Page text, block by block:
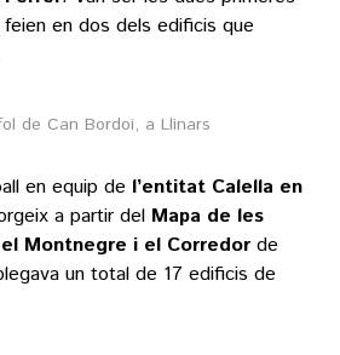
VEURE TOTES
HOQUEI PATINS
ARTS ESCÈNIQUES
LLIBRES
VEURE TOTES
AGENDA
BLOGOSFERA
en dos dels edificis que
de Can Bordoi, a Llinars
en equip de l’entitat Calella en
a partir del Mapa de les
Montnegre i el Corredor de
un total de 17 edificis de